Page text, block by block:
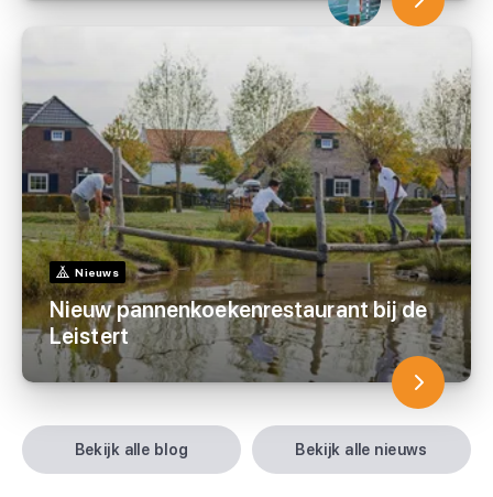
bekijk alle blog bekijk alle nieuws
Nieuws
Nieuw pannenkoekenrestaurant bij de
Leistert